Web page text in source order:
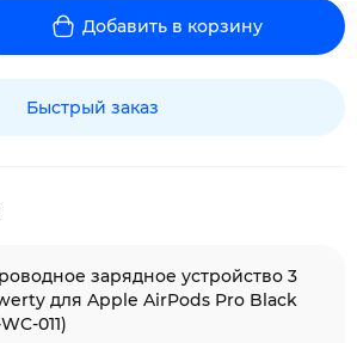
Добавить в корзину
Быстрый заказ
зарядное устройство 3
для Apple AirPods Pro Black
011)